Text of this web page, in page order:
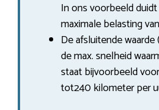
In ons voorbeeld
maximale belasting
De afsluitende
de max. snelheid
staat bijvoorbeeld
tot240 kilometer per